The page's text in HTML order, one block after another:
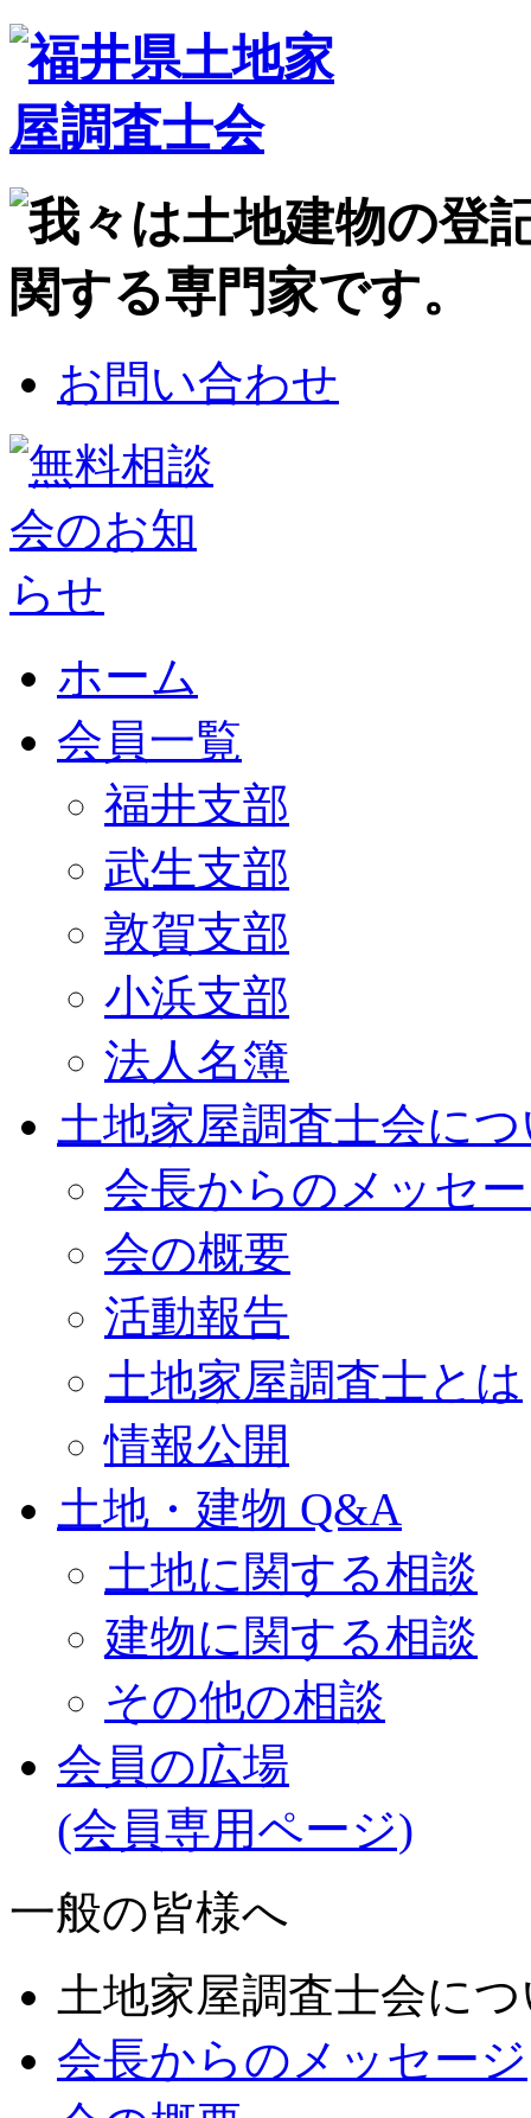
お問い合わせ
ホーム
会員一覧
福井支部
武生支部
敦賀支部
小浜支部
法人名簿
土地家屋調査士会に
会長からのメッセ
会の概要
活動報告
土地家屋調査士とは
情報公開
土地・建物 Q&A
土地に関する相談
建物に関する相談
その他の相談
会員の広場
(会員専用ページ)
一般の皆様へ
土地家屋調査士会に
会長からのメッセージ